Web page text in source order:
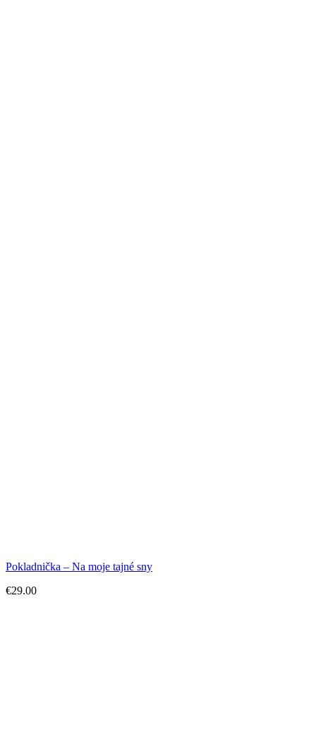
Pokladnička – Na moje tajné sny
€29.00